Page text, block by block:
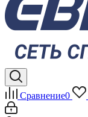
Сравнение0